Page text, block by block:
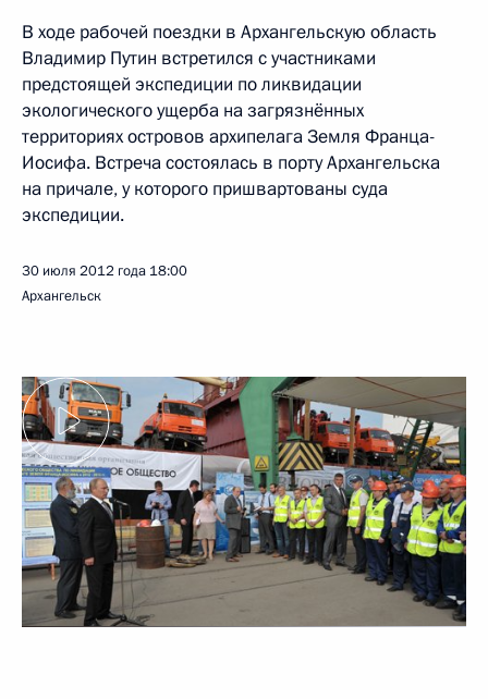
В ходе рабочей поездки в Архангельскую область
Владимир Путин встретился с участниками
предстоящей экспедиции по ликвидации
экологического ущерба на загрязнённых
территориях островов архипелага Земля Франца-
Иосифа. Встреча состоялась в порту Архангельска
на причале, у которого пришвартованы суда
экспедиции.
30 июля 2012 года 18:00
Архангельск